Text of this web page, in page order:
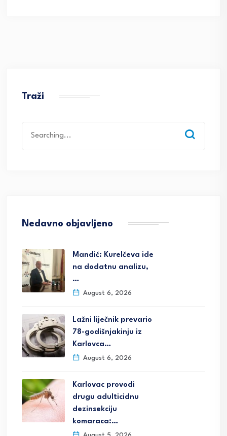
Traži
for:
Nedavno objavljeno
Mandić: Kurelčeva ide
na dodatnu analizu,
…
August 6, 2026
Lažni liječnik prevario
78-godišnjakinju iz
Karlovca…
August 6, 2026
Karlovac provodi
drugu adulticidnu
dezinsekciju
komaraca:…